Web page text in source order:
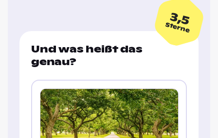
3,5
Sterne
Und was heißt das
genau?